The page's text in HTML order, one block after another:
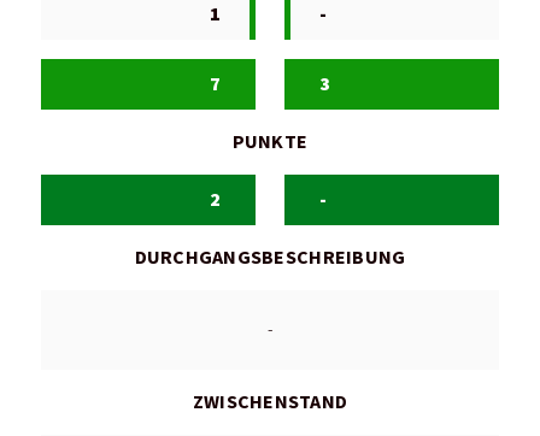
1 -
7 3
PUNKTE
2 -
DURCHGANGSBESCHREIBUNG
-
ZWISCHENSTAND